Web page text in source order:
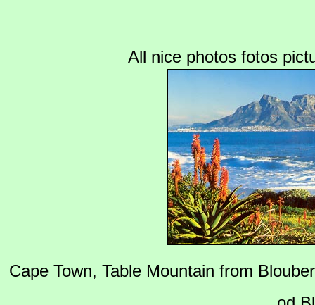
All nice photos fotos
Cape Town, Table Mountain from